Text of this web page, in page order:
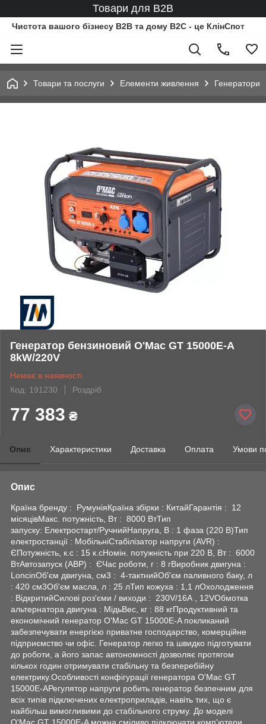
Товари для B2B
Чистота вашого бізнесу B2B та дому B2C - це КлінСпот
Товари та послуги Елементи живлення Генератори
Генератор бензиновий O'Mac GT 15000E-A
8kW/220V
Немає в наявності
Код: 191230
Роздріб
77 383 ₴
Опис Характеристики Доставка Оплата Умови
Опис
Країна бренду : РумуніяКраїна збірки : КитайГарантія : 12
місяцівМакс. потужність, Вт : 8000 ВтТип
запуску: Електростарт/РучнийНапруга, В : 1 фаза (220 В)Тип
електростанції : МобільніСтабілізатор напруги (AVR) :
ЄПотужність, к.с : 15 к.сНомін. потужність при 220 В, Вт : 6000
ВтАвтозапуск (АВР) : ЄЧас роботи, г : 8 гВиробник двигуна :
LoncinОб'єм двигуна, см3 : 4-тактнийОб'єм паливного баку, л
: 420 см3Об'єм масла, л : 25 лТип кожуха : 1,1 лОхолодження
: ВідкритийСилові роз'єми / виходи : 230V/16A , 12VОбмотка
альтернатора двигуна : МідьВес, кг : 88 кгПродуктивний та
економічний генератор O'Mac GT 15000E-A покликаний
забезпечувати енергією приватне господарство, комерційне
підприємство чи офіс. Генератор легко та швидко підготувати
до роботи, а його запас автономності дозволяє протягом
кількох годин отримувати стабільну та безперебійну
електрику.Особливості конфігурації генератора O'Mac GT
15000E-AРегулятор напруги робить генератор безпечним для
всіх типів підключених електроприладів, навіть тих, що є
найбільш вимогливими до стабільного струму. До моделі
O'Mac GT 15000E-A можна сміливо підключати комп'ютери,